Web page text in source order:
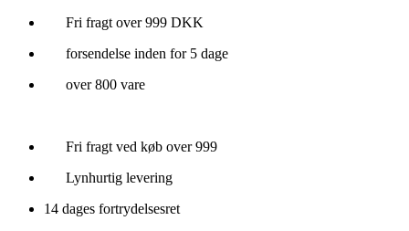
Videre
indhold
Fri fragt over 999 DKK
forsendelse inden for 5 dage
over 800 vare
Fri fragt ved køb over 999
Lynhurtig levering
14 dages fortrydelsesret